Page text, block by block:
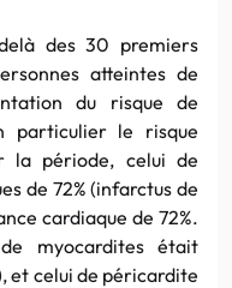
des 30 premiers
atteintes de
du risque de
particulier le risque
la période, celui de
de 72% (infarctus de
cardiaque de 72%.
myocardites était
et celui de péricardite